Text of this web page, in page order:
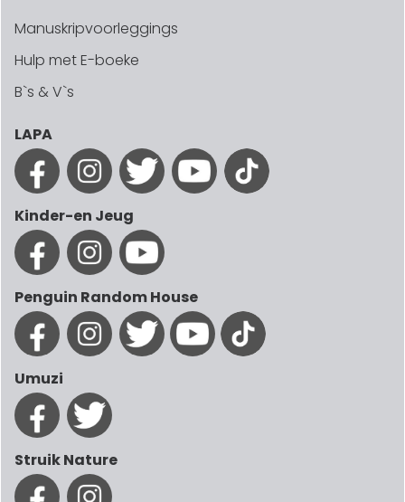
Manuskripvoorleggings
Hulp met E-boeke
B`s & V`s
LAPA
Kinder-en Jeug
Penguin Random House
Umuzi
Struik Nature